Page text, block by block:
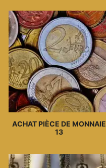
ACHAT PIÈCE DE MONNAIE
13